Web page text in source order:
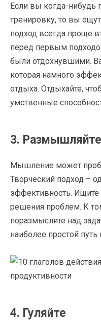
Если вы когда-нибудь
тренировку, то вы
подход всегда проще
перед первым
были отдохнувшими.
которая намного
отдыха. Отдыхайте,
умственные
3. Размышляйте
Мышление может
Творческий подход –
эффективность.
решения проблем. К
поразмыслите над
наиболее простой
4. Гуляйте